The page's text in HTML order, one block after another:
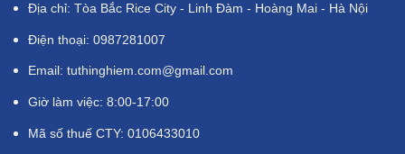
Địa chỉ: Tòa Bắc Rice City - Linh Đàm - Hoàng Mai - Hà Nội
Điện thoại: 0987281007
Email: tuthinghiem.com@gmail.com
Giờ làm việc: 8:00-17:00
Mã số thuế CTY: 0106433010